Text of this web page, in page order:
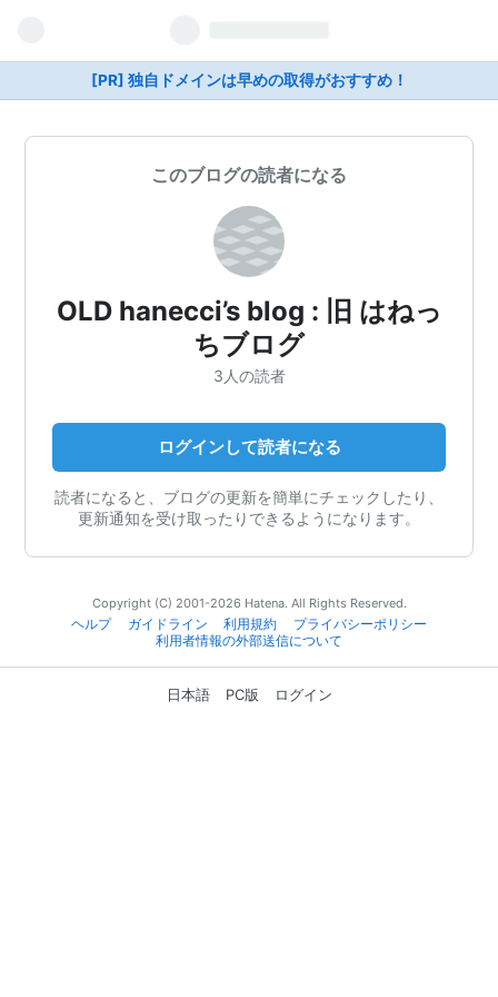
[PR] 独自ドメインは早めの取得がおすすめ！
このブログの読者になる
OLD hanecci’s blog : 旧 はねっ
ちブログ
3人の読者
ログインして読者になる
読者になると、ブログの更新を簡単にチェックしたり、
更新通知を受け取ったりできるようになります。
Copyright (C) 2001-2026 Hatena. All Rights Reserved.
ヘルプ
ガイドライン 利用規約
プライバシーポリシー
利用者情報の外部送信について
日本語 PC版 ログイン